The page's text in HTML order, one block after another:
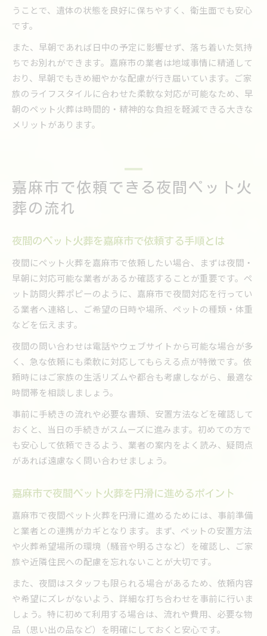
うことで、遺体の状態を良好に保ちやすく、衛生面でも安心
です。
また、早朝であれば日中の予定に影響せず、落ち着いた気持
ちでお別れができます。嘉麻市の業者は地域事情に精通して
おり、早朝でもきめ細やかな配慮が行き届いています。ご家
族のライフスタイルに合わせた柔軟な対応が可能なため、早
朝のペット火葬は時間的・精神的な負担を軽減できる大きな
メリットがあります。
嘉麻市で依頼できる夜間ペット火
葬の流れ
夜間のペット火葬を嘉麻市で依頼する手順とは
夜間にペット火葬を嘉麻市で依頼したい場合、まずは夜間・
早朝に対応可能な業者があるか確認することが重要です。ペ
ット訪問火葬ポピーのように、嘉麻市で夜間対応を行ってい
る業者へ連絡し、ご希望の日時や場所、ペットの種類・体重
などを伝えます。
夜間の問い合わせは電話やウェブサイトから可能な場合が多
く、急な依頼にも柔軟に対応してもらえる点が特徴です。依
頼時にはご家族の生活リズムや都合も考慮しながら、最適な
時間帯を相談しましょう。
事前に手続きの流れや必要な書類、安置方法などを確認して
おくと、当日の手続きがスムーズに進みます。初めての方で
も安心して依頼できるよう、業者の案内をよく読み、疑問点
があれば遠慮なく問い合わせましょう。
嘉麻市で夜間ペット火葬を円滑に進めるポイント
嘉麻市で夜間ペット火葬を円滑に進めるためには、事前準備
と業者との連携がカギとなります。まず、ペットの安置方法
や火葬希望場所の環境（騒音や明るさなど）を確認し、ご家
族や近隣住民への配慮を忘れないことが大切です。
また、夜間はスタッフも限られる場合があるため、依頼内容
や希望にズレがないよう、詳細な打ち合わせを事前に行いま
しょう。特に初めて利用する場合は、流れや費用、必要な物
品（思い出の品など）を明確にしておくと安心です。